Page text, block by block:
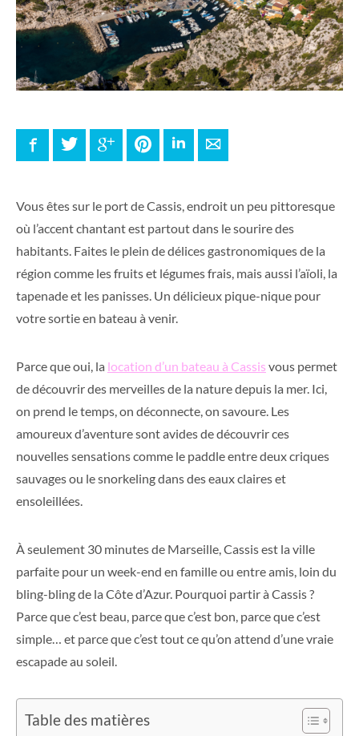
FacebookTwitter Google+ PinterestLinkedInE-mail
Vous êtes sur le port de Cassis, endroit un peu pittoresque
où l’accent chantant est partout dans le sourire des
habitants. Faites le plein de délices gastronomiques de la
région comme les fruits et légumes frais, mais aussi l’aïoli, la
tapenade et les panisses. Un délicieux pique-nique pour
votre sortie en bateau à venir.
Parce que oui, la location d’un bateau à Cassis vous permet
de découvrir des merveilles de la nature depuis la mer. Ici,
on prend le temps, on déconnecte, on savoure. Les
amoureux d’aventure sont avides de découvrir ces
nouvelles sensations comme le paddle entre deux criques
sauvages ou le snorkeling dans des eaux claires et
ensoleillées.
À seulement 30 minutes de Marseille, Cassis est la ville
parfaite pour un week-end en famille ou entre amis, loin du
bling-bling de la Côte d’Azur. Pourquoi partir à Cassis ?
Parce que c’est beau, parce que c’est bon, parce que c’est
simple… et parce que c’est tout ce qu’on attend d’une vraie
escapade au soleil.
Table des matières